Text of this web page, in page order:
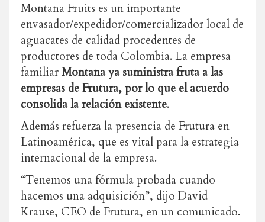
Montana Fruits es un importante
envasador/expedidor/comercializador local de
aguacates de calidad procedentes de
productores de toda Colombia. La empresa
familiarMontana ya suministra fruta a las
empresas de Frutura, por lo que el acuerdo
consolida la relación existente.
Además refuerza la presencia de Frutura en
Latinoamérica, que es vital para la estrategia
internacional de la empresa.
“Tenemos una fórmula probada cuando
hacemos una adquisición”, dijo David
Krause, CEO de Frutura, en un comunicado.